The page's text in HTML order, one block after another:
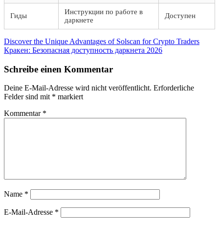
Гиды
Инструкции по работе в
даркнете
Доступен
Beitragsnavigation
Vorheriger
Beitrag:
Discover the Unique Advantages of Solscan for Crypto Traders
Nächster
Кракен: Безопасная доступность даркнета 2026
Schreibe einen Kommentar
Deine E-Mail-Adresse wird nicht veröffentlicht. Erforderliche
Felder sind mit * markiert
Kommentar *
Name *
E-Mail-Adresse *